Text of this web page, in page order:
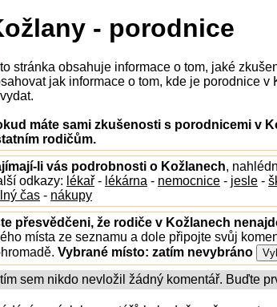
- porodnice
stránka obsahuje informace o tom, jaké
jak informace o tom, kde je porodnice
máte sami zkušenosti s porodnicemi v
rodičům.
li vás podrobnosti o Kožlanech,
odkazy: lékař - lékárna - nemocnice - jesle -
čas - nákupy
přesvědčeni, že rodiče v Kožlanech
místa ze seznamu a dole připojte svůj
Vybrané místo: zatím nevybráno
sem nikdo nevložil žádný komentář. Buďte